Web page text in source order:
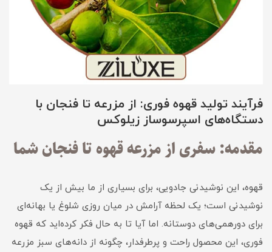
فرآیند تولید قهوه فوری: از مزرعه تا فنجان با
دستگاه‌های اسپرسوساز زیلوکس
مقدمه: سفری از مزرعه قهوه تا فنجان شما
قهوه، این نوشیدنی جادویی، برای بسیاری از ما بیش از یک
نوشیدنی است؛ یک لحظه آرامش در میان روزی شلوغ یا بهانه‌ای
برای دورهمی‌های دوستانه. اما آیا تا به حال فکر کرده‌اید که قهوه
فوری، این محصول راحت و پرطرفدار، چگونه از دانه‌های سبز مزرعه